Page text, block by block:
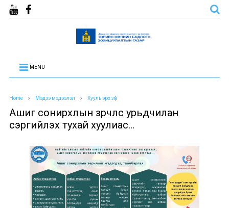
MENU
Home Мэдээ мэдээлэл Хууль эрх зүй
Ашиг сонирхлын зөрчлөөс урьдчилан
сэргийлэх тухай хуулиас…